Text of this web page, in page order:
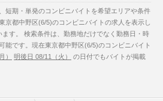
短期・単発のコンビニバイトを希望エリアや条件
京都中野区(6/5)のコンビニバイトの求人を表示し
す。 検索条件は、勤務地だけでなく勤務日・時
能です。現在東京都中野区(6/5)のコンビニバイト
） 明後日 08/11（火）
の日付でもバイトが掲載